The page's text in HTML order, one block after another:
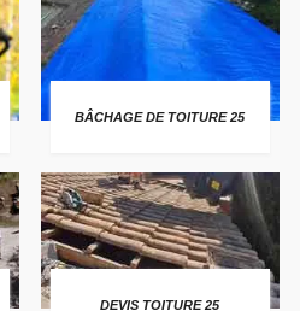
BÂCHAGE DE TOITURE 25
DEVIS TOITURE 25